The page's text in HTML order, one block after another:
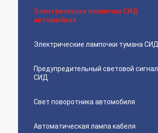
Электрическая лампочка СИД
автомобиля
Электрические лампочки тумана СИД
Предупредительный световой сигнал
СИД
Свет поворотника автомобиля
Автоматическая лампа кабеля